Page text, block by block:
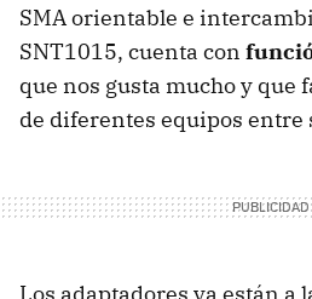
SMAorientable e
SNT1015, cuenta con
que nos gusta mucho y que
de diferentes equipos entre